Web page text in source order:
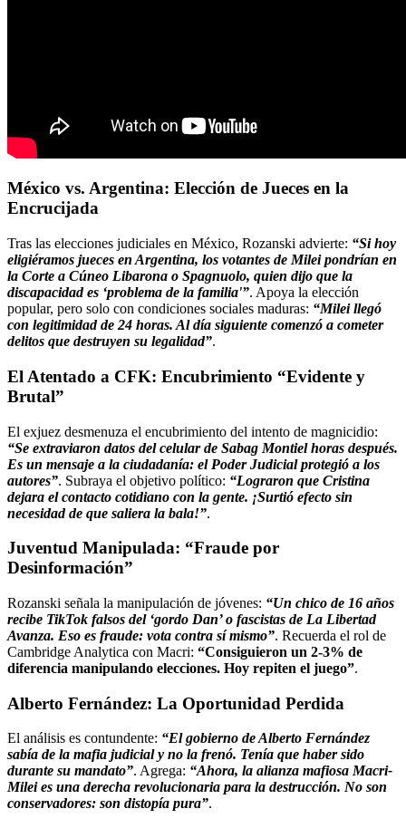
México vs. Argentina: Elección de Jueces en la
Encrucijada
Tras las elecciones judiciales en México, Rozanski advierte: “Si hoy
eligiéramos jueces en Argentina, los votantes de Milei pondrían en
la Corte a Cúneo Libarona o Spagnuolo, quien dijo que la
discapacidad es ‘problema de la familia'”. Apoya la elección
popular, pero solo con condiciones sociales maduras: “Milei llegó
con legitimidad de 24 horas. Al día siguiente comenzó a cometer
delitos que destruyen su legalidad”.
El Atentado a CFK: Encubrimiento “Evidente y
Brutal”
El exjuez desmenuza el encubrimiento del intento de magnicidio:
“Se extraviaron datos del celular de Sabag Montiel horas después.
Es un mensaje a la ciudadanía: el Poder Judicial protegió a los
autores”. Subraya el objetivo político: “Lograron que Cristina
dejara el contacto cotidiano con la gente. ¡Surtió efecto sin
necesidad de que saliera la bala!”.
Juventud Manipulada: “Fraude por
Desinformación”
Rozanski señala la manipulación de jóvenes: “Un chico de 16 años
recibe TikTok falsos del ‘gordo Dan’ o fascistas de La Libertad
Avanza. Eso es fraude: vota contra sí mismo”. Recuerda el rol de
Cambridge Analytica con Macri: “Consiguieron un 2-3% de
diferencia manipulando elecciones. Hoy repiten el juego”.
Alberto Fernández: La Oportunidad Perdida
El análisis es contundente: “El gobierno de Alberto Fernández
sabía de la mafia judicial y no la frenó. Tenía que haber sido
durante su mandato”. Agrega: “Ahora, la alianza mafiosa Macri-
Milei es una derecha revolucionaria para la destrucción. No son
conservadores: son distopía pura”.